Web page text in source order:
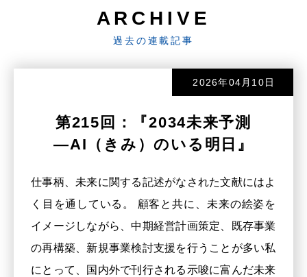
ARCHIVE
過去の連載記事
2026年04月10日
第215回：『2034未来予測
―AI（きみ）のいる明日』
仕事柄、未来に関する記述がなされた文献にはよ
く目を通している。 顧客と共に、未来の絵姿を
イメージしながら、中期経営計画策定、既存事業
の再構築、新規事業検討支援を行うことが多い私
にとって、国内外で刊行される示唆に富んだ未来